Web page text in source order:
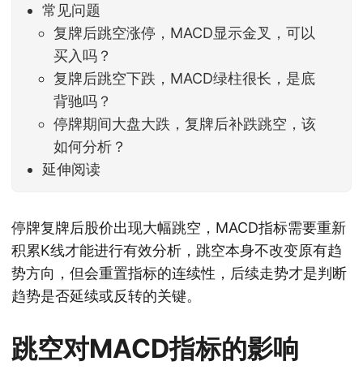
常见问题
复牌后跳空涨停，MACD显示金叉，可以
买入吗？
复牌后跳空下跌，MACD绿柱很长，是底
背驰吗？
停牌期间大盘大跌，复牌后补跌跳空，该
如何分析？
延伸阅读
停牌复牌后股价出现大幅跳空，MACD指标需要重新
积累K线才能进行有效分析，跳空本身不改变原有趋
势方向，但会重置指标的连续性，后续走势才是判断
趋势是否延续或反转的关键。
跳空对MACD指标的影响